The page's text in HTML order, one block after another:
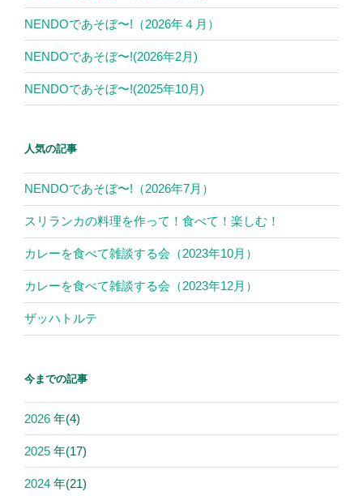
NENDOであそぼ〜!（2026年４月）
NENDOであそぼ〜!(2026年2月)
NENDOであそぼ〜!(2025年10月)
人気の記事
NENDOであそぼ〜!（2026年7月）
スリランカの料理を作って！食べて！楽しむ！
カレーを食べて雑談する会（2023年10月）
カレーを食べて雑談する会（2023年12月）
ザッハトルテ
今までの記事
2026 年(4)
2025 年(17)
2024 年(21)